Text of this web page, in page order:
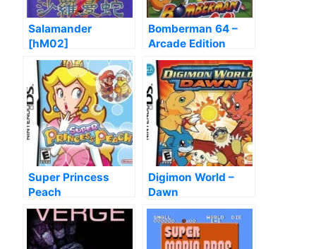
Salamander
[hM02]
Bomberman 64 –
Arcade Edition
Super Princess
Peach
Digimon World –
Dawn